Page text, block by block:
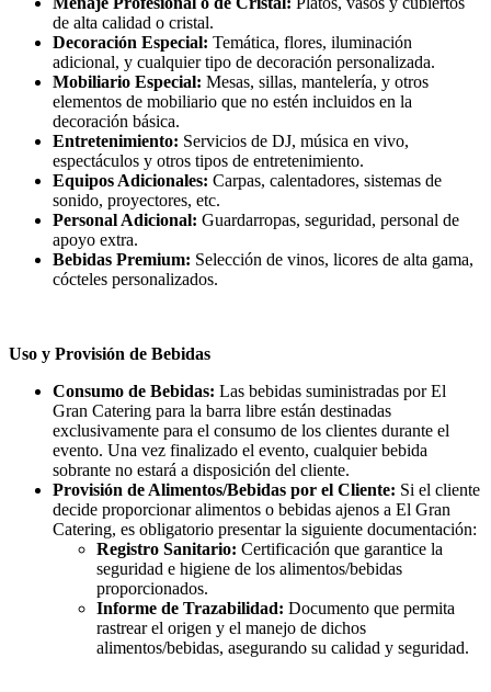
de alta calidad o cristal.
Decoración Especial: Temática, flores, iluminación
adicional, y cualquier tipo de decoración personalizada.
Mobiliario Especial: Mesas, sillas, mantelería, y otros
elementos de mobiliario que no estén incluidos en la
decoración básica.
Entretenimiento: Servicios de DJ, música en vivo,
espectáculos y otros tipos de entretenimiento.
Equipos Adicionales: Carpas, calentadores, sistemas de
sonido, proyectores, etc.
Personal Adicional: Guardarropas, seguridad, personal de
apoyo extra.
Bebidas Premium: Selección de vinos, licores de alta gama,
cócteles personalizados.
Uso y Provisión de Bebidas
Consumo de Bebidas: Las bebidas suministradas por El
Gran Catering para la barra libre están destinadas
exclusivamente para el consumo de los clientes durante el
evento. Una vez finalizado el evento, cualquier bebida
sobrante no estará a disposición del cliente.
Provisión de Alimentos/Bebidas por el Cliente: Si el cliente
decide proporcionar alimentos o bebidas ajenos a El Gran
Catering, es obligatorio presentar la siguiente documentación:
Registro Sanitario: Certificación que garantice la
seguridad e higiene de los alimentos/bebidas
proporcionados.
Informe de Trazabilidad: Documento que permita
rastrear el origen y el manejo de dichos
alimentos/bebidas, asegurando su calidad y seguridad.